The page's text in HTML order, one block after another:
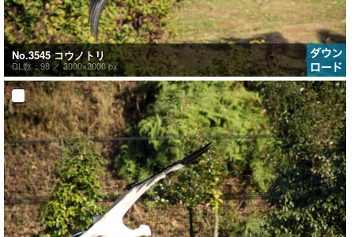
No.3545 コウノトリ
DL数：98 ／3000×2000 px